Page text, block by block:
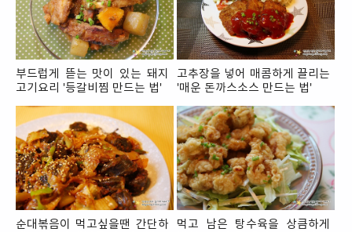
부드럽게 뜯는 맛이 있는 돼지
고기요리 '등갈비찜 만드는 법'
고추장을 넣어 매콤하게 끌리는
'매운 돈까스소스 만드는 법'
순대볶음이 먹고싶을땐 간단하
먹고 남은 탕수육을 상큼하게